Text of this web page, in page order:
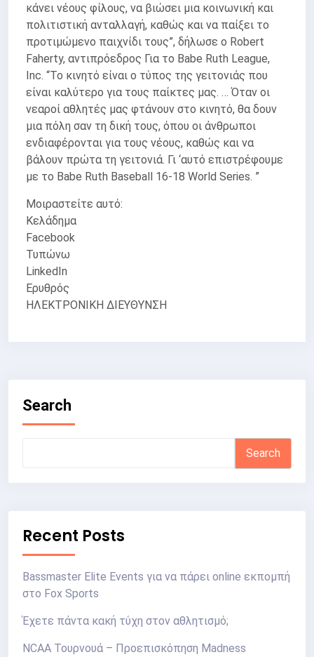
κάνει νέους φίλους, να βιώσει μια κοινωνική και
πολιτιστική ανταλλαγή, καθώς και να παίξει το
προτιμώμενο παιχνίδι τους”, δήλωσε ο Robert
Faherty, αντιπρόεδρος Για το Babe Ruth League,
Inc. “Το κινητό είναι ο τύπος της γειτονιάς που
είναι καλύτερο για τους παίκτες μας. … Όταν οι
νεαροί αθλητές μας φτάνουν στο κινητό, θα δουν
μια πόλη σαν τη δική τους, όπου οι άνθρωποι
ενδιαφέρονται για τους νέους, καθώς και να
βάλουν πρώτα τη γειτονιά. Γι ‘αυτό επιστρέφουμε
με το Babe Ruth Baseball 16-18 World Series. ”
Μοιραστείτε αυτό:
Κελάδημα
Facebook
Τυπώνω
LinkedIn
Ερυθρός
ΗΛΕΚΤΡΟΝΙΚΗ ΔΙΕΥΘΥΝΣΗ
Search
Search
Recent Posts
Bassmaster Elite Events για να πάρει online εκπομπή
στο Fox Sports
Έχετε πάντα κακή τύχη στον αθλητισμό;
NCAA Τουρνουά – Προεπισκόπηση Madness